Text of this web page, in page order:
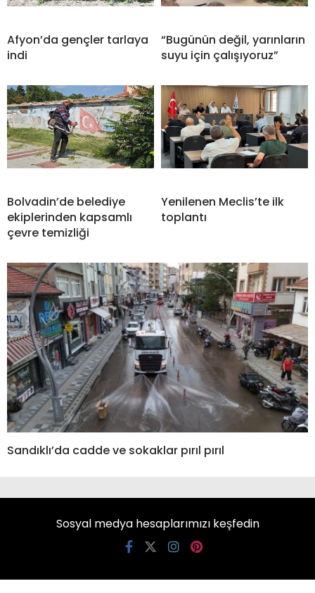
Afyon’da gençler tarlaya
indi
“Bugünün değil, yarınların
suyu için çalışıyoruz”
Bolvadin’de belediye
ekiplerinden kapsamlı
çevre temizliği
Yenilenen Meclis’te ilk
toplantı
Sandıklı’da cadde ve sokaklar pırıl pırıl
Sosyal medya hesaplarımızı keşfedin